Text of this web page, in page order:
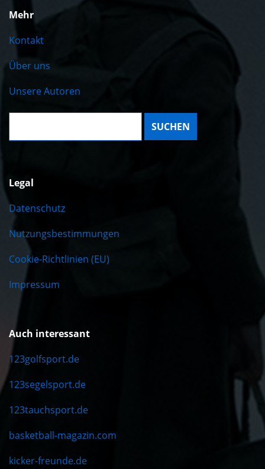
Mehr
Kontakt
Über uns
Unsere Autoren
Suche:
Legal
Datenschutz
Nutzungsbestimmungen
Cookie-Richtlinien (EU)
Impressum
Auch interessant
123golfsport.de
123segelsport.de
123tauchsport.de
basketball-magazin.com
kicker-freunde.de